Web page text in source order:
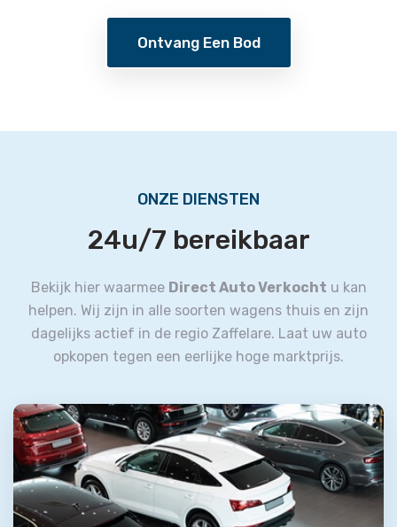
Ontvang Een Bod
ONZE DIENSTEN
24u/7 bereikbaar
Bekijk hier waarmee Direct Auto Verkocht u kan
helpen. Wij zijn in alle soorten wagens thuis en zijn
dagelijks actief in de regio Zaffelare. Laat uw auto
opkopen tegen een eerlijke hoge marktprijs.